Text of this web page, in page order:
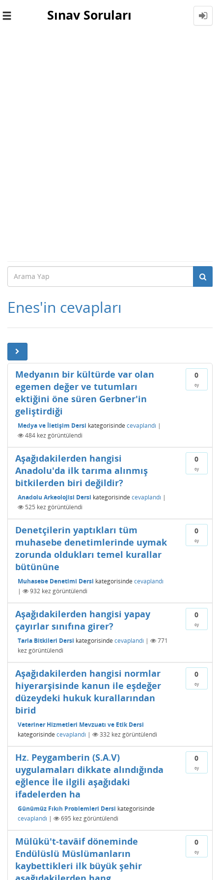
Toggle
Sınav Soruları
Enes'in cevapları
0
oy
Medyanın bir kültürde var olan
egemen değer ve tutumları
ektiğini öne süren Gerbner'in
geliştirdiği
Medya ve İletişim Dersi kategorisinde cevaplandı |
484 kez görüntülendi
0
oy
Aşağıdakilerden hangisi
Anadolu'da ilk tarıma alınmış
bitkilerden biri değildir?
Anadolu Arkeolojisi Dersi kategorisinde cevaplandı |
525 kez görüntülendi
0
oy
Denetçilerin yaptıkları tüm
muhasebe denetimlerinde uymak
zorunda oldukları temel kurallar
bütününe
Muhasebe Denetimi Dersi kategorisinde cevaplandı
|
932 kez görüntülendi
0
oy
Aşağıdakilerden hangisi yapay
çayırlar sınıfına girer?
Tarla Bitkileri Dersi kategorisinde cevaplandı |
771
kez görüntülendi
0
oy
Aşağıdakilerden hangisi normlar
hiyerarşisinde kanun ile eşdeğer
düzeydeki hukuk kurallarından
birid
Veteriner Hizmetleri Mevzuatı ve Etik Dersi
kategorisinde cevaplandı | 332 kez görüntülendi
0
oy
Hz. Peygamberin (S.A.V)
uygulamaları dikkate alındığında
eğlence İle ilgili aşağıdaki
ifadelerden ha
Günümüz Fıkıh Problemleri Dersi kategorisinde
cevaplandı | 695 kez görüntülendi
0
oy
Mülûkü't-tavâif döneminde
Endülüslü Müslümanların
kaybettikleri ilk büyük şehir